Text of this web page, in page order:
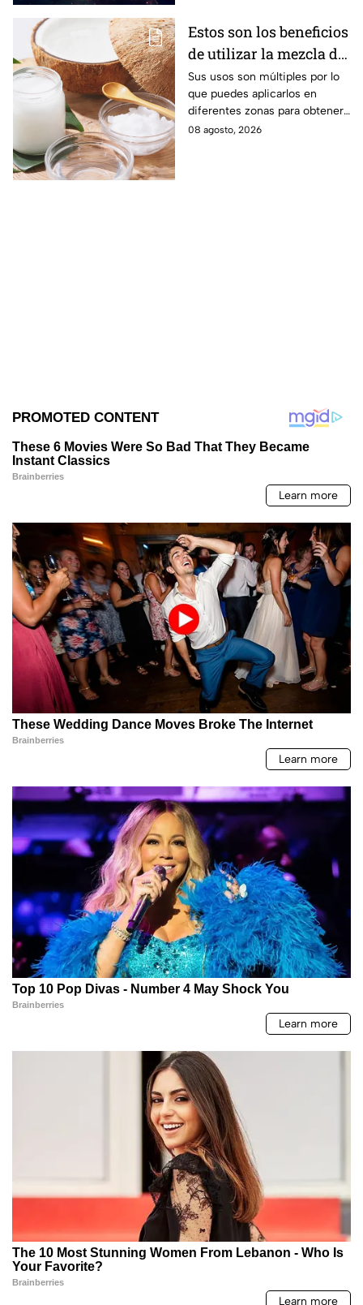
Estos son los beneficios
de utilizar la mezcla de
aceite de coco y
bicarbonato
Sus usos son múltiples por lo
que puedes aplicarlos en
diferentes zonas para obtener
beneficios.
08 agosto, 2026